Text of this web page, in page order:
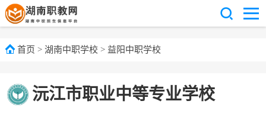
首页 > 湖南中职学校 > 益阳中职学校
沅江市职业中等专业学校